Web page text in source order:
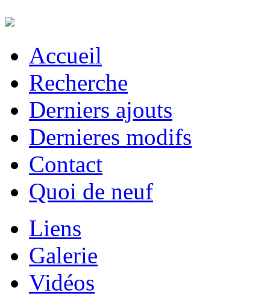
Accueil
Recherche
Derniers ajouts
Dernieres modifs
Contact
Quoi de neuf
Liens
Galerie
Vidéos